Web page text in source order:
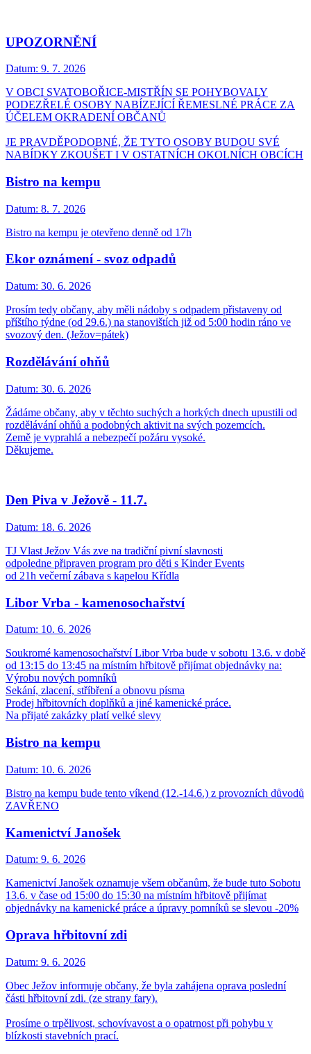
UPOZORNĚNÍ
Datum: 9. 7. 2026
V OBCI SVATOBOŘICE-MISTŘÍN SE POHYBOVALY
PODEZŘELÉ OSOBY NABÍZEJÍCÍ ŘEMESLNÉ PRÁCE ZA
ÚČELEM OKRADENÍ OBČANŮ
JE PRAVDĚPODOBNÉ, ŽE TYTO OSOBY BUDOU SVÉ
NABÍDKY ZKOUŠET I V OSTATNÍCH OKOLNÍCH OBCÍCH
Bistro na kempu
Datum: 8. 7. 2026
Bistro na kempu je otevřeno denně od 17h
Ekor oznámení - svoz odpadů
Datum: 30. 6. 2026
Prosím tedy občany, aby měli nádoby s odpadem přistaveny od
příštího týdne (od 29.6.) na stanovištích již od 5:00 hodin ráno ve
svozový den. (Ježov=pátek)
Rozdělávání ohňů
Datum: 30. 6. 2026
Žádáme občany, aby v těchto suchých a horkých dnech upustili od
rozdělávání ohňů a podobných aktivit na svých pozemcích.
Země je vyprahlá a nebezpečí požáru vysoké.
Děkujeme.
Den Piva v Ježově - 11.7.
Datum: 18. 6. 2026
TJ Vlast Ježov Vás zve na tradiční pivní slavnosti
odpoledne připraven program pro děti s Kinder Events
od 21h večerní zábava s kapelou Křídla
Libor Vrba - kamenosochařství
Datum: 10. 6. 2026
Soukromé kamenosochařství Libor Vrba bude v sobotu 13.6. v době
od 13:15 do 13:45 na místním hřbitově přijímat objednávky na:
Výrobu nových pomníků
Sekání, zlacení, stříbření a obnovu písma
Prodej hřbitovních doplňků a jiné kamenické práce.
Na přijaté zakázky platí velké slevy
Bistro na kempu
Datum: 10. 6. 2026
Bistro na kempu bude tento víkend (12.-14.6.) z provozních důvodů
ZAVŘENO
Kamenictví Janošek
Datum: 9. 6. 2026
Kamenictví Janošek oznamuje všem občanům, že bude tuto Sobotu
13.6. v čase od 15:00 do 15:30 na místním hřbitově přijímat
objednávky na kamenické práce a úpravy pomníků se slevou -20%
Oprava hřbitovní zdi
Datum: 9. 6. 2026
Obec Ježov informuje občany, že byla zahájena oprava poslední
části hřbitovní zdi. (ze strany fary).
Prosíme o trpělivost, schovívavost a o opatrnost při pohybu v
blízkosti stavebních prací.